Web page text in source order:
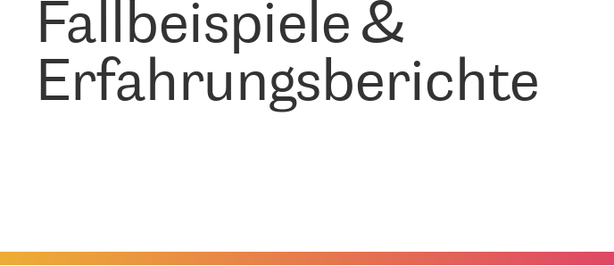
Fallbeispiele &
Erfahrungsberichte